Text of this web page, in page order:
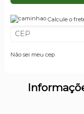
Calcule o
Não sei meu cep